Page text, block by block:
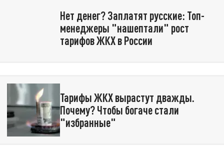
Нет денег? Заплатят русские: Топ-
менеджеры "нашептали" рост
тарифов ЖКХ в России
Тарифы ЖКХ вырастут дважды.
Почему? Чтобы богаче стали
"избранные"